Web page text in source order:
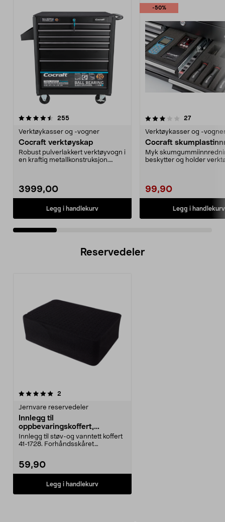
255anmeldelser
Verktøykasser og -vogner
Cocraft verktøyskap
Robust pulverlakkert verktøyvogn i
en kraftig metallkonstruksjon.
3999,00
Legg i handlekurv
-50%
3.5 av 5 stjerner 27
Verktøykasser og -
Cocraft
Myk
beskytter og holder
99,90
Legg i handlekurv
4.5 av 5 stjerner
Reservedeler
2
Jernvare reservedeler
Innlegg til
oppbevaringskoffert,
forhåndsskåret mønster, 205
x 140 x 65 mm
Innlegg til støv-og vanntett koffert
41-1728. Forhåndsskåret
59,90
Legg i handlekurv